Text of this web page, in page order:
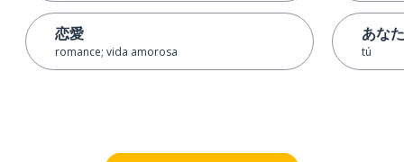
恋愛
romance; vida amorosa
あなた
tú